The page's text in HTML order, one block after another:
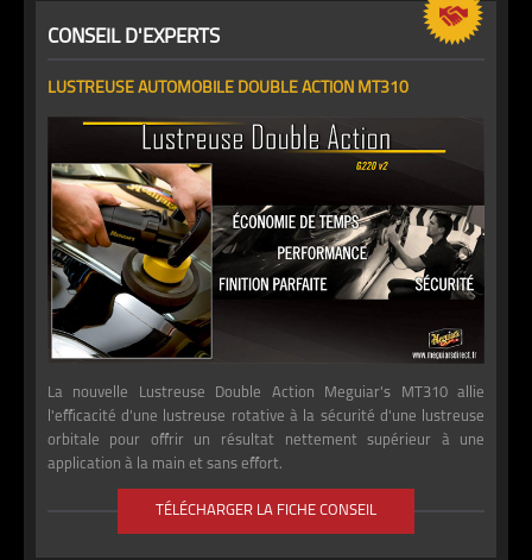
CONSEIL D'EXPERTS
LUSTREUSE AUTOMOBILE DOUBLE ACTION MT310
La nouvelle Lustreuse Double Action Meguiar's MT310 allie
l'efficacité d'une lustreuse rotative à la sécurité d'une lustreuse
orbitale pour offrir un résultat nettement supérieur à une
application à la main et sans effort.
TÉLÉCHARGER LA FICHE CONSEIL